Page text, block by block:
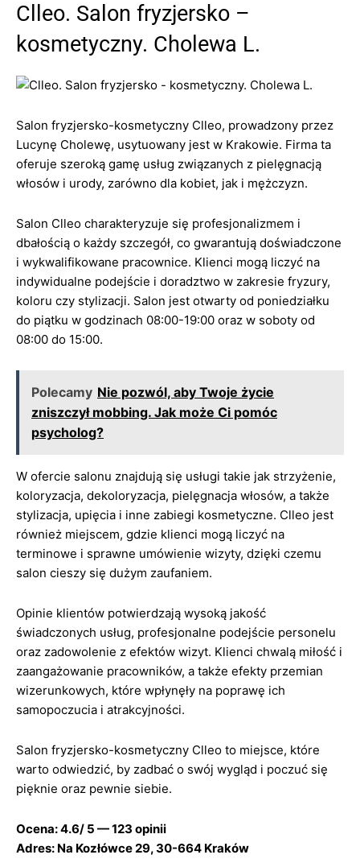
Clleo. Salon fryzjersko –
kosmetyczny. Cholewa L.
Salon fryzjersko-kosmetyczny Clleo, prowadzony przez
Lucynę Cholewę, usytuowany jest w Krakowie. Firma ta
oferuje szeroką gamę usług związanych z pielęgnacją
włosów i urody, zarówno dla kobiet, jak i mężczyzn.
Salon Clleo charakteryzuje się profesjonalizmem i
dbałością o każdy szczegół, co gwarantują doświadczone
i wykwalifikowane pracownice. Klienci mogą liczyć na
indywidualne podejście i doradztwo w zakresie fryzury,
koloru czy stylizacji. Salon jest otwarty od poniedziałku
do piątku w godzinach 08:00-19:00 oraz w soboty od
08:00 do 15:00.
Polecamy Nie pozwól, aby Twoje życie
zniszczył mobbing. Jak może Ci pomóc
psycholog?
W ofercie salonu znajdują się usługi takie jak strzyżenie,
koloryzacja, dekoloryzacja, pielęgnacja włosów, a także
stylizacja, upięcia i inne zabiegi kosmetyczne. Clleo jest
również miejscem, gdzie klienci mogą liczyć na
terminowe i sprawne umówienie wizyty, dzięki czemu
salon cieszy się dużym zaufaniem.
Opinie klientów potwierdzają wysoką jakość
świadczonych usług, profesjonalne podejście personelu
oraz zadowolenie z efektów wizyt. Klienci chwalą miłość i
zaangażowanie pracowników, a także efekty przemian
wizerunkowych, które wpłynęły na poprawę ich
samopoczucia i atrakcyjności.
Salon fryzjersko-kosmetyczny Clleo to miejsce, które
warto odwiedzić, by zadbać o swój wygląd i poczuć się
pięknie oraz pewnie siebie.
Ocena: 4.6/ 5 — 123 opinii
Adres: Na Kozłówce 29, 30-664 Kraków